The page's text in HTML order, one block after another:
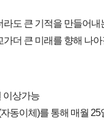
라도 큰 기적을 만들어내
더 큰 미래를 향해 나
이상가능
동이체)를 통해 매월 25